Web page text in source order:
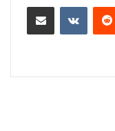
مشاركة عبر البريد